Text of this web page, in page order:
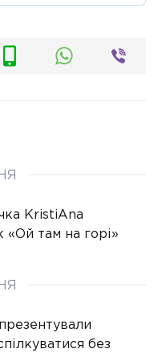
KristiAna
«Ой там на горі»
без